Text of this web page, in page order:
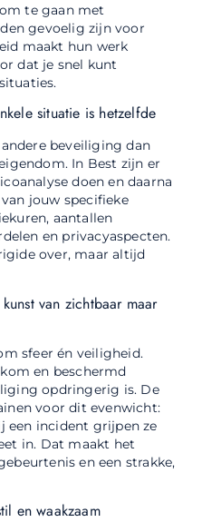
te gaan met
gevoelig zijn voor
maakt hun werk
dat je snel kunt
situatie is hetzelfde
beveiliging dan
In Best zijn er
doen en daarna
jouw specifieke
aantallen
en privacyaspecten.
over, maar altijd
van zichtbaar maar
sfeer én veiligheid.
en beschermd
opdringerig is. De
voor dit evenwicht:
een incident grijpen ze
in. Dat maakt het
en een strakke,
en waakzaam